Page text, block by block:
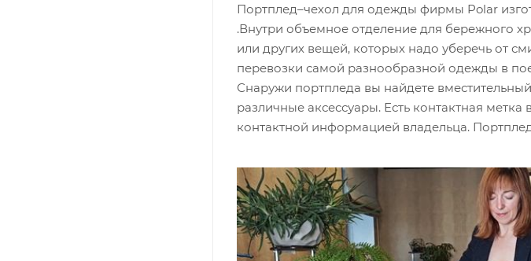
Портплед–чехол для одежды фирмы Polar
.Внутри объемное отделение для бережного
или других вещей, которых надо уберечь от
перевозки самой разнообразной одежды в
Снаружи портпледа вы найдете
различные аксессуары. Есть контактная
контактной информацией владельца.